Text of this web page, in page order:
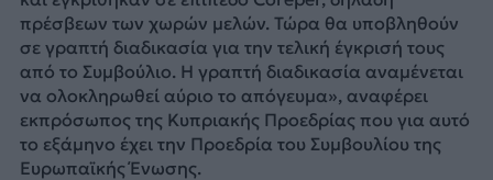
πρέσβεων των χωρών μελών. Τώρα θα υποβληθούν
σε γραπτή διαδικασία για την τελική έγκρισή τους
από το Συμβούλιο. Η γραπτή διαδικασία αναμένεται
να ολοκληρωθεί αύριο το απόγευμα», αναφέρει
εκπρόσωπος της Κυπριακής Προεδρίας που για αυτό
το εξάμηνο έχει την Προεδρία του Συμβουλίου της
Ευρωπαϊκής Ένωσης.